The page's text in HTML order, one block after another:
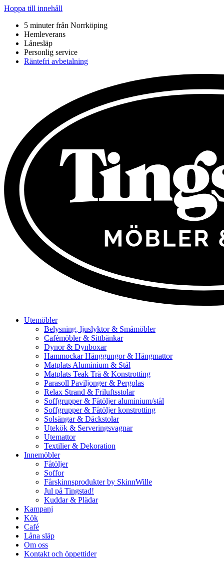
Hoppa till innehåll
5 minuter från Norrköping
Hemleverans
Lånesläp
Personlig service
Räntefri avbetalning
Utemöbler
Belysning, ljuslyktor & Småmöbler
Cafémöbler & Sittbänkar
Dynor & Dynboxar
Hammockar Hänggungor & Hängmattor
Matplats Aluminium & Stål
Matplats Teak Trä & Konstrotting
Parasoll Paviljonger & Pergolas
Relax Strand & Friluftsstolar
Soffgrupper & Fåtöljer aluminium/stål
Soffgrupper & Fåtöljer konstrotting
Solsängar & Däckstolar
Utekök & Serveringsvagnar
Utemattor
Textilier & Dekoration
Innemöbler
Fåtöljer
Soffor
Fårskinnsprodukter by SkinnWille
Jul på Tingstad!
Kuddar & Plädar
Kampanj
Kök
Café
Låna släp
Om oss
Kontakt och öppettider